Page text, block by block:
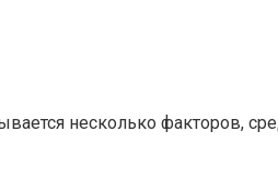
несколько факторов,